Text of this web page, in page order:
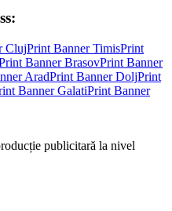
ClujPrint BannerTimisPrint
BannerBrasovPrint Banner
AradPrint BannerDoljPrint
BannerGalatiPrint Banner
publicitară la nivel